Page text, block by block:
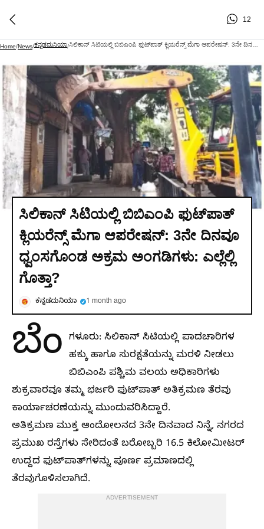
12
Home/News/ಕನ್ನಡದುನಿಯಾ/
ಸಿಲಿಕಾನ್ ಸಿಟಿಯಲ್ಲಿ ಬಿಬಿಎಂಪಿ ಫುಟ್‌ಪಾತ್
ಕ್ಲಿಯರೆನ್ಸ್ ಮೆಗಾ ಆಪರೇಷನ್: 3ನೇ ದಿನವೂ
ಧ್ವಂಸಗೊಂಡ ಅಕ್ರಮ ಅಂಗಡಿಗಳು: ಎಲ್ಲೆಲ್ಲಿ
ಗೊತ್ತಾ?
ಕನ್ನಡದುನಿಯಾ 1 month ago
ಬೆಂ ಗಳೂರು: ಸಿಲಿಕಾನ್ ಸಿಟಿಯಲ್ಲಿ ಪಾದಚಾರಿಗಳ
ಹಕ್ಕು ಹಾಗೂ ಸುರಕ್ಷತೆಯನ್ನು ಮರಳಿ ನೀಡಲು
ಬಿಬಿಎಂಪಿ ಪಶ್ಚಿಮ ವಲಯ ಅಧಿಕಾರಿಗಳು
ಶುಕ್ರವಾರವೂ ತಮ್ಮ ಭರ್ಜರಿ ಫುಟ್‌ಪಾತ್ ಅತಿಕ್ರಮಣ ತೆರವು
ಕಾರ್ಯಾಚರಣೆಯನ್ನು ಮುಂದುವರಿಸಿದ್ದಾರೆ.
ಅತಿಕ್ರಮಣ ಮುಕ್ತ ಆಂದೋಲನದ 3ನೇ ದಿನವಾದ ನಿನ್ನೆ, ನಗರದ
ಪ್ರಮುಖ ರಸ್ತೆಗಳು ಸೇರಿದಂತೆ ಬರೋಬ್ಬರಿ 16.5 ಕಿಲೋಮೀಟರ್
ಉದ್ದದ ಫುಟ್‌ಪಾತ್‌ಗಳನ್ನು ಪೂರ್ಣ ಪ್ರಮಾಣದಲ್ಲಿ
ತೆರವುಗೊಳಿಸಲಾಗಿದೆ.
ADVERTISEMENT